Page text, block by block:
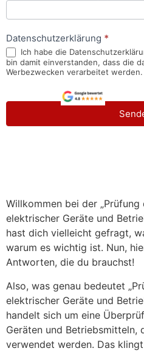
Datenschutzerklärung *
Ich habe die
bin damit einverstanden, dass die
Werbezwecken verarbeitet werden.
Willkommen bei der
elektrischer Geräte und
hast dich vielleicht gefragt,
warum es wichtig ist. Nun,
Antworten, die du brauchst!
Also, was genau bedeutet
elektrischer Geräte und
handelt sich um eine
Geräten und Betriebsmitteln,
verwendet werden. Das